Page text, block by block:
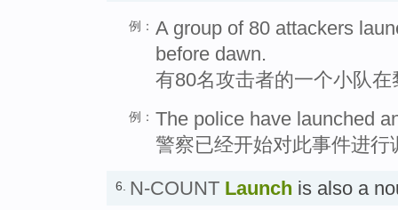
例： A group of 80 attackers
before dawn.
有80名攻击者的一个小队
例： The police have launched
警察已经开始对此事件进行
6. N-COUNT Launch is also a